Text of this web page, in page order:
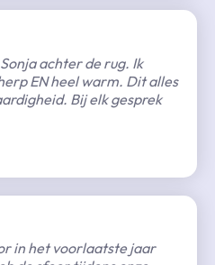
achter de rug. Ik
EN heel warm. Dit alles
Bij elk gesprek
in het voorlaatste jaar